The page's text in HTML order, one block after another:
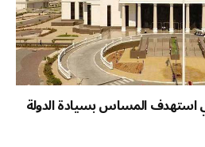
استهدف المساس بسيادة الدولة